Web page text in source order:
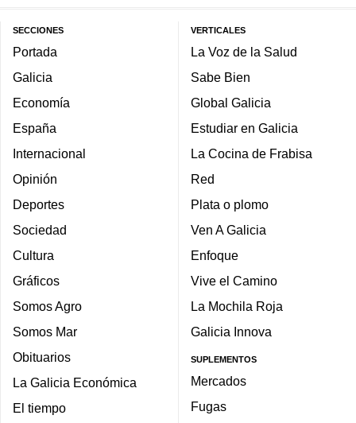
SECCIONES
Portada
Galicia
Economía
España
Internacional
Opinión
Deportes
Sociedad
Cultura
Gráficos
Somos Agro
Somos Mar
Obituarios
La Galicia Económica
El tiempo
VERTICALES
La Voz de la Salud
Sabe Bien
Global Galicia
Estudiar en Galicia
La Cocina de Frabisa
Red
Plata o plomo
Ven A Galicia
Enfoque
Vive el Camino
La Mochila Roja
Galicia Innova
SUPLEMENTOS
Mercados
Fugas